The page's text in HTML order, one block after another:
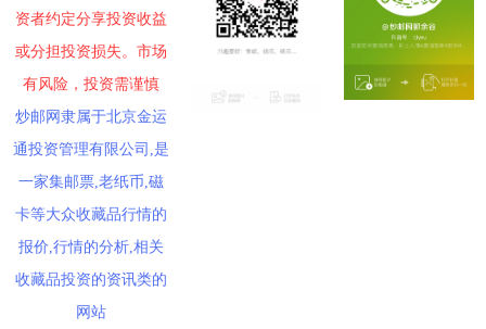
资者约定分享投资收益
或分担投资损失。市场
有风险，投资需谨慎
炒邮网隶属于北京金运
通投资管理有限公司,是
一家集邮票,老纸币,磁
卡等大众收藏品行情的
报价,行情的分析,相关
收藏品投资的资讯类的
网站